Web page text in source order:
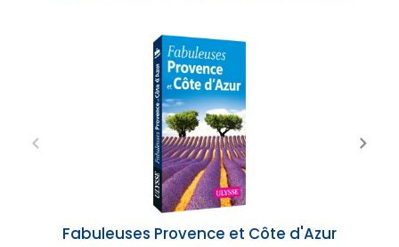
Fabuleuses Provence et Côte d'Azur